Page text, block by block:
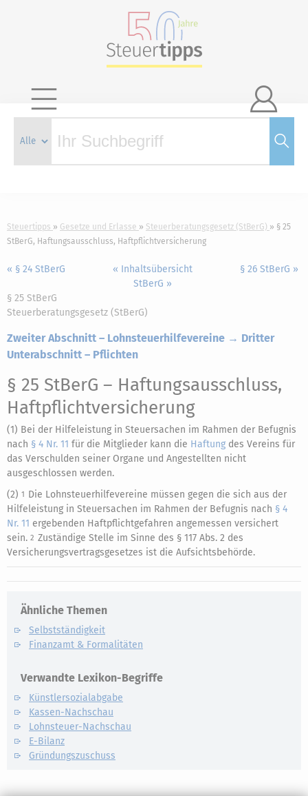

Steuertipps Gesetze und Erlasse Steuerberatungsgesetz (StBerG)
§ 25
StBerG, Haftungsausschluss, Haftpflichtversicherung
« § 24 StBerG
« Inhaltsübersicht
StBerG »
§ 26 StBerG »
§ 25 StBerG
Steuerberatungsgesetz (StBerG)
Zweiter Abschnitt – Lohnsteuerhilfevereine → Dritter
Unterabschnitt – Pflichten
§ 25 StBerG – Haftungsausschluss,
Haftpflichtversicherung
(1) Bei der Hilfeleistung in Steuersachen im Rahmen der Befugnis
nach § 4 Nr. 11 für die Mitglieder kann die Haftung des Vereins für
das Verschulden seiner Organe und Angestellten nicht
ausgeschlossen werden.
(2) 1 Die Lohnsteuerhilfevereine müssen gegen die sich aus der
Hilfeleistung in Steuersachen im Rahmen der Befugnis nach § 4
Nr. 11 ergebenden Haftpflichtgefahren angemessen versichert
sein. 2 Zuständige Stelle im Sinne des § 117 Abs. 2 des
Versicherungsvertragsgesetzes ist die Aufsichtsbehörde.
Ähnliche Themen
Selbstständigkeit
Finanzamt & Formalitäten
Verwandte Lexikon-Begriffe
Künstlersozialabgabe
Kassen-Nachschau
Lohnsteuer-Nachschau
E-Bilanz
Gründungszuschuss